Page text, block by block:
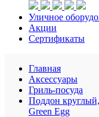
Уличное
Акции
Сертификаты
Главная
Аксессуары
Гриль-посуда
Поддон
Green Egg